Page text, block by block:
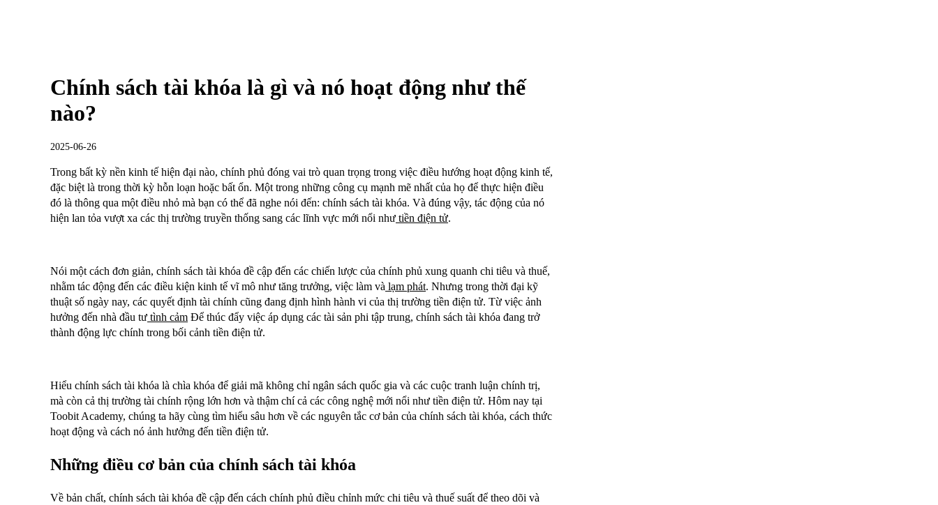
Chính sách tài khóa là gì và nó hoạt động như thế
nào?
2025-06-26
Trong bất kỳ nền kinh tế hiện đại nào, chính phủ đóng vai trò quan trọng trong việc điều hướng hoạt động kinh tế,
đặc biệt là trong thời kỳ hỗn loạn hoặc bất ổn. Một trong những công cụ mạnh mẽ nhất của họ để thực hiện điều
đó là thông qua một điều nhỏ mà bạn có thể đã nghe nói đến: chính sách tài khóa. Và đúng vậy, tác động của nó
hiện lan tỏa vượt xa các thị trường truyền thống sang các lĩnh vực mới nổi như tiền điện tử.
Nói một cách đơn giản, chính sách tài khóa đề cập đến các chiến lược của chính phủ xung quanh chi tiêu và thuế,
nhằm tác động đến các điều kiện kinh tế vĩ mô như tăng trưởng, việc làm và lạm phát. Nhưng trong thời đại kỹ
thuật số ngày nay, các quyết định tài chính cũng đang định hình hành vi của thị trường tiền điện tử. Từ việc ảnh
hưởng đến nhà đầu tư tình cảm Để thúc đẩy việc áp dụng các tài sản phi tập trung, chính sách tài khóa đang trở
thành động lực chính trong bối cảnh tiền điện tử.
Hiểu chính sách tài khóa là chìa khóa để giải mã không chỉ ngân sách quốc gia và các cuộc tranh luận chính trị,
mà còn cả thị trường tài chính rộng lớn hơn và thậm chí cả các công nghệ mới nổi như tiền điện tử. Hôm nay tại
Toobit Academy, chúng ta hãy cùng tìm hiểu sâu hơn về các nguyên tắc cơ bản của chính sách tài khóa, cách thức
hoạt động và cách nó ảnh hưởng đến tiền điện tử.
Những điều cơ bản của chính sách tài khóa
Về bản chất, chính sách tài khóa đề cập đến cách chính phủ điều chỉnh mức chi tiêu và thuế suất để theo dõi và